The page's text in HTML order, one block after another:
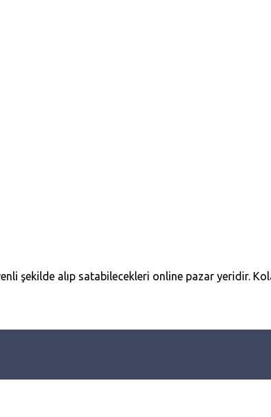
şekilde alıp satabilecekleri online pazar yeridir.